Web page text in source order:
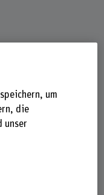
um
die
unser